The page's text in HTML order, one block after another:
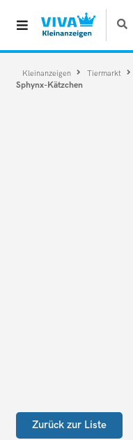
Kleinanzeigen Tiermarkt
Sphynx-Kätzchen
Zurück zur Liste